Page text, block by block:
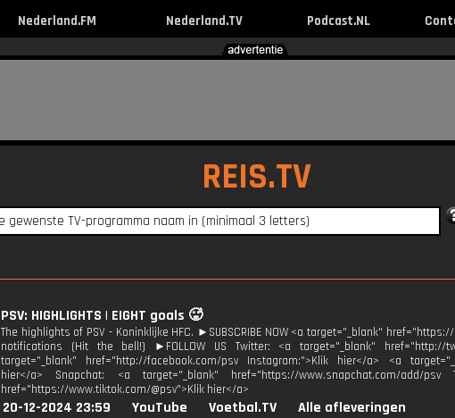
Nederland.FM Nederland.TV Podcast.NL
REIS.TV
PSV: HIGHLIGHTS | EIGHT goals 🥵
The highlights of PSV - Koninklijke HFC. ►SUBSCRIBE NOW <a target="_blank"
notifications (Hit the bell!) ►FOLLOW US Twitter: <a target="_blank" href="http://
target="_blank" href="http://facebook.com/psv Instagram:">Klik hier</a> <a
hier</a> Snapchat: <a target="_blank" href="https://www.snapchat.com/add/psv
href="https://www.tiktok.com/@psv">Klik hier</a>
20-12-2024 23:59 YouTube Voetbal.TV Alle afleveringen